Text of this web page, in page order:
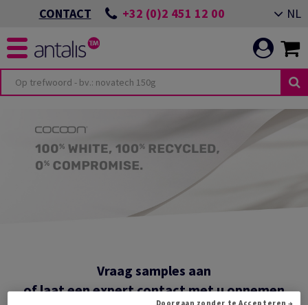
CONTACT +32 (0)2 451 12 00 NL
Vraag samples aan
of laat een expert contact met u opnemen